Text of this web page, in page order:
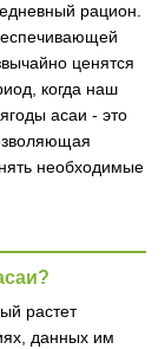
рацион.
ценятся
когда наш
асаи - это
необходимые
растет
данных им